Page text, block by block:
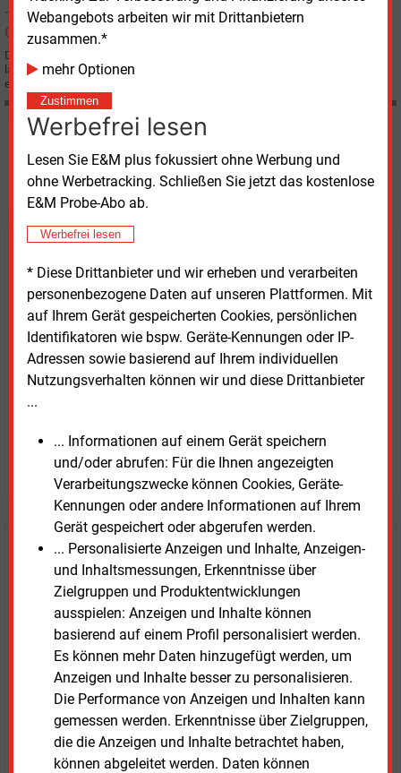
Webangebots arbeiten wir mit Drittanbietern
zusammen.*
mehr Optionen
Zustimmen
Werbefrei lesen
Lesen Sie E&M plus fokussiert ohne Werbung und
ohne Werbetracking. Schließen Sie jetzt das kostenlose
E&M Probe-Abo ab.
Werbefrei lesen
* Diese Drittanbieter und wir erheben und verarbeiten
personenbezogene Daten auf unseren Plattformen. Mit
auf Ihrem Gerät gespeicherten Cookies, persönlichen
Identifikatoren wie bspw. Geräte-Kennungen oder IP-
Adressen sowie basierend auf Ihrem individuellen
Nutzungsverhalten können wir und diese Drittanbieter
...
... Informationen auf einem Gerät speichern
und/oder abrufen: Für die Ihnen angezeigten
Verarbeitungszwecke können Cookies, Geräte-
Kennungen oder andere Informationen auf Ihrem
Gerät gespeichert oder abgerufen werden.
... Personalisierte Anzeigen und Inhalte, Anzeigen-
und Inhaltsmessungen, Erkenntnisse über
Zielgruppen und Produktentwicklungen
ausspielen: Anzeigen und Inhalte können
basierend auf einem Profil personalisiert werden.
Es können mehr Daten hinzugefügt werden, um
Anzeigen und Inhalte besser zu personalisieren.
Die Performance von Anzeigen und Inhalten kann
gemessen werden. Erkenntnisse über Zielgruppen,
die die Anzeigen und Inhalte betrachtet haben,
können abgeleitet werden. Daten können
Der Düsseldorfer Eon-Konzern hat seinen Umsatz im ersten Halbjahr des
laufenden Geschäftsjahres 2007 um 4 % von 34,239 auf 35,559 Mrd. Euro
erhöht.
Möchten Sie diese und
weitere Nachrichten lesen?
erhalten Sie sofort diesen redaktionellen Beitrag für
nur €2.98
JETZT ARTIKEL KAUFEN
Testen SieE&M
kostenlos und
unverbindlich
Zwei Wochen kostenfreier Zugang
Zugang auf stündlich aktualisierte Nachrichten mit
Prognose- und Marktdaten
+ einmal täglich E&M daily
+ zwei Ausgaben der Zeitung E&M
ohne automatische Verlängerung
JETZT KOSTENLOS TESTEN